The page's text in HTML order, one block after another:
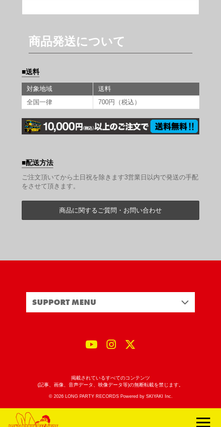
商品発送について
送料
対象地域
送料
全国一律
700円（税込）
配送方法
ご注文頂いてから土日祝を除きます3営業日以内で発送の手配
をさせて頂きます。
商品に関するご質問・お問い合わせ
SUPPORT MENU
掲載されているすべてのコンテンツ
(記事、画像、音声データ、映像データ等)の無断転載を禁じます。
© 2026 LONG PARTY RECORDS Powered by SKIYAKI Inc.